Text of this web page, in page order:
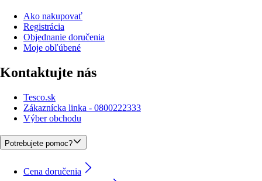
Ako nakupovať
Registrácia
Objednanie doručenia
Moje obľúbené
Kontaktujte nás
Tesco.sk
Zákaznícka linka - 0800222333
Výber obchodu
Potrebujete pomoc?
Cena doručenia